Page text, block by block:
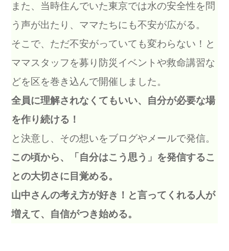
また、当時住んでいた東京では水の安全性を問
う声が出たり、ママたちにも不安が広がる。
そこで、ただ不安がっていても変わらない！と
ママスタッフを募り防災イベントや救命講習な
どを区を巻き込んで開催しました。
全員に理解されなくてもいい、自分が必要な場
を作り続ける！
と決意し、その想いをブログやメールで発信。
この頃から、「自分はこう思う」を発信するこ
との大切さに目覚める。
山中さんの考え方が好き！と言ってくれる人が
増えて、自信がつき始める。